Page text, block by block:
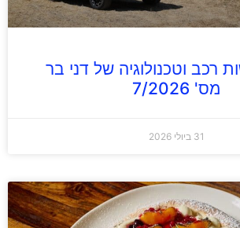
רכב וטכנולוגיה של דני בר
מס' 7/2026
31 ביולי 2026